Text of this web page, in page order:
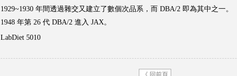
1929~1930 年間透過雜交又建立了數個次品系，而 DBA/2 即為其中之一。
1948 年第 26 代 DBA/2 進入 JAX。
LabDiet 5010
《 回前頁